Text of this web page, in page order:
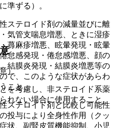
準ずる）。
ステロイド剤の減量並びに離
気管支喘息増悪、ときに湿疹
蕁麻疹増悪、眩暈発現・眩暈
怠感発現・倦怠感増悪、顔の
結膜炎発現・結膜炎増悪等の
で、このような症状があらわ
こと。
ステロイド剤と比較し可能性
投与により全身性作用（クッ
状、副腎皮質機能抑制、小児
）
を考慮し、非ステロイド系薬
れない場合に使用すること。